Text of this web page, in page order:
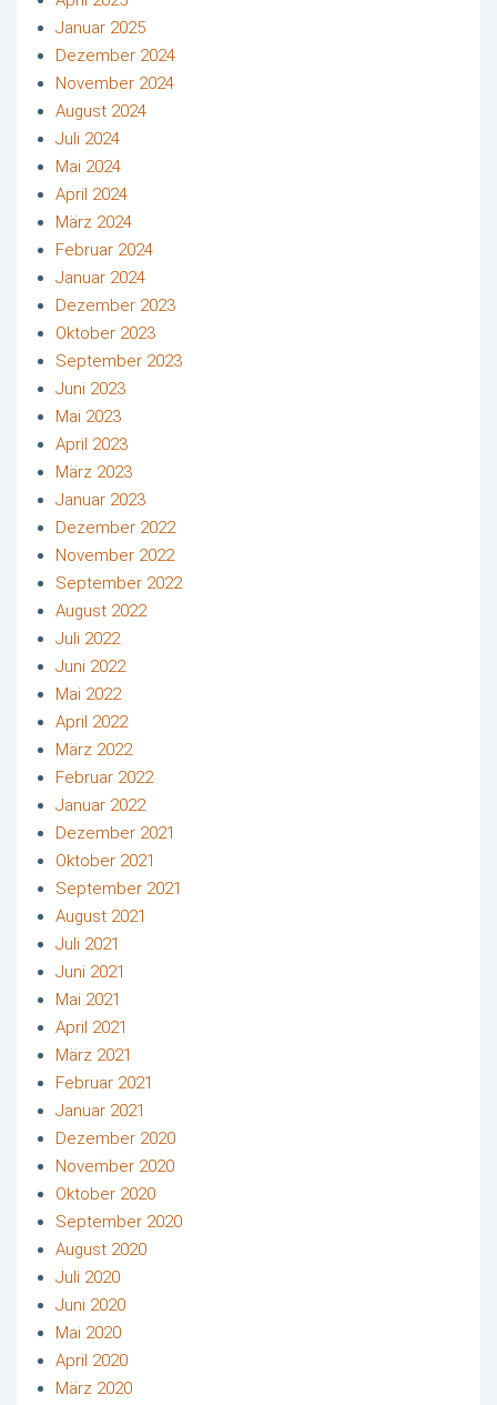
Januar 2025
Dezember 2024
November 2024
August 2024
Juli 2024
Mai 2024
April 2024
März 2024
Februar 2024
Januar 2024
Dezember 2023
Oktober 2023
September 2023
Juni 2023
Mai 2023
April 2023
März 2023
Januar 2023
Dezember 2022
November 2022
September 2022
August 2022
Juli 2022
Juni 2022
Mai 2022
April 2022
März 2022
Februar 2022
Januar 2022
Dezember 2021
Oktober 2021
September 2021
August 2021
Juli 2021
Juni 2021
Mai 2021
April 2021
März 2021
Februar 2021
Januar 2021
Dezember 2020
November 2020
Oktober 2020
September 2020
August 2020
Juli 2020
Juni 2020
Mai 2020
April 2020
März 2020